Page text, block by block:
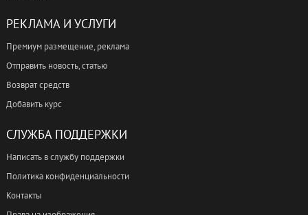
РЕКЛАМА И УСЛУГИ
Премиум размещение, реклама
Отправить новость, статью
Возврат средств
Добавить курс
СЛУЖБА ПОДДЕРЖКИ
Написать в службу поддержки
Политика конфиденциальности
Контакты